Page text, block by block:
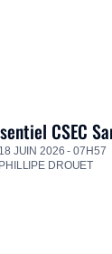
CSEC
18 JUIN 2026 - 07H57
PHILLIPE DROUET